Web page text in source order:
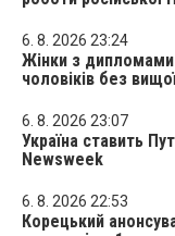
6. 8. 2026 23:24
Жінки з дипломами
чоловіків без
6. 8. 2026 23:07
Україна ставить
Newsweek
6. 8. 2026 22:53
Корецький